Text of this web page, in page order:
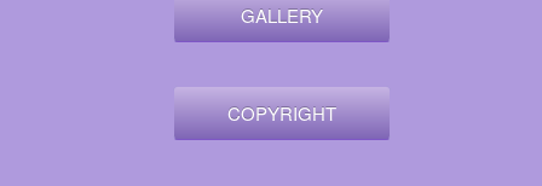
GALLERY
COPYRIGHT